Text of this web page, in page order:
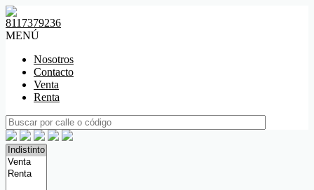
8117379236
MENÚ
Nosotros
Contacto
Venta
Renta